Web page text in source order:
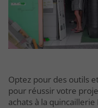
Optez pour des outils
pour réussir votre
achats à la